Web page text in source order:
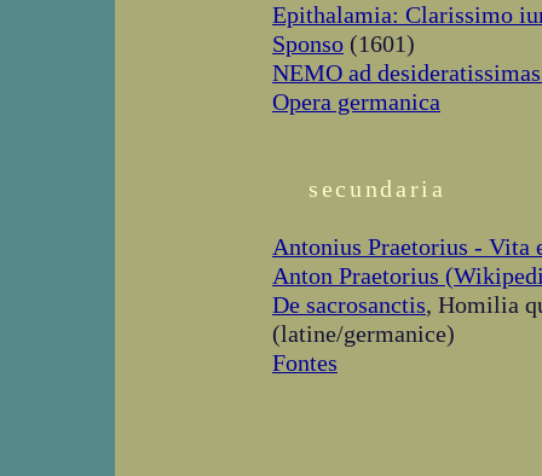
Epithalamia: Clarissimo
Sponso (1601)
NEMO ad
Opera germanica
secundaria
Antonius Praetorius - Vita
Anton Praetorius
De sacrosanctis, Homilia
(latine/germanice)
Fontes